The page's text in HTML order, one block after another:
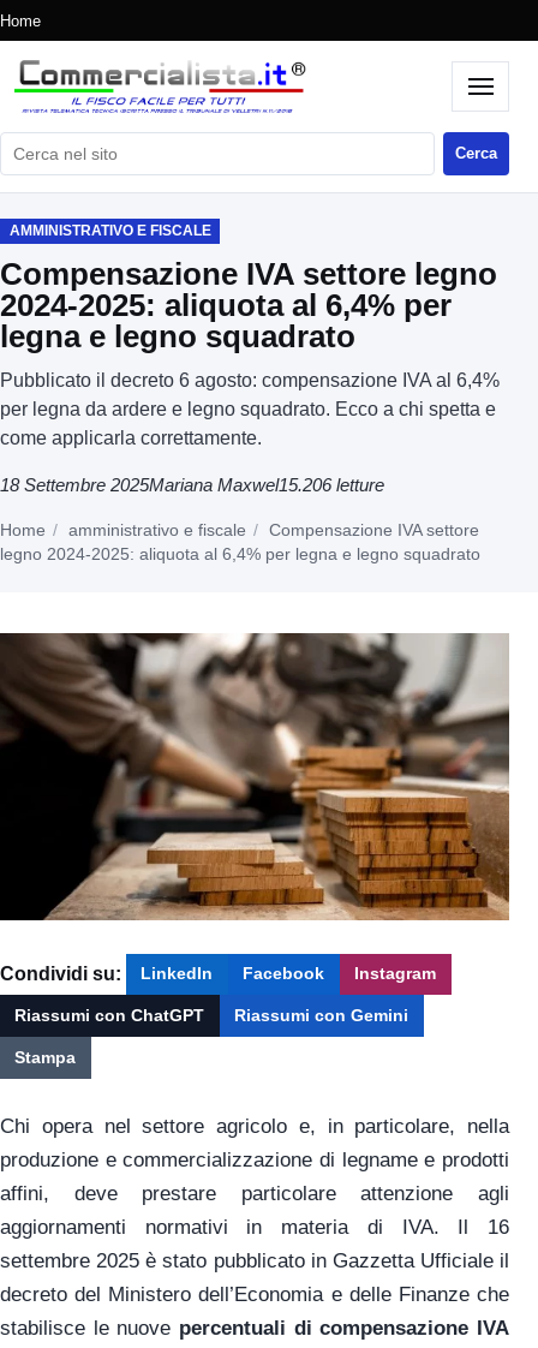
Home
Cerca nel sito Cerca
AMMINISTRATIVO E FISCALE
Compensazione IVA settore legno
2024-2025: aliquota al 6,4% per
legna e legno squadrato
Pubblicato il decreto 6 agosto: compensazione IVA al 6,4%
per legna da ardere e legno squadrato. Ecco a chi spetta e
come applicarla correttamente.
18 Settembre 2025Mariana Maxwel15.206 letture
Home amministrativo e fiscale
Compensazione IVA settore
legno 2024-2025: aliquota al 6,4% per legna e legno squadrato
Condividi su: LinkedIn Facebook Instagram
Riassumi con ChatGPT Riassumi con Gemini
Stampa
Chi opera nel settore agricolo e, in particolare, nella
produzione e commercializzazione di legname e prodotti
affini, deve prestare particolare attenzione agli
aggiornamenti normativi in materia di IVA. Il 16
settembre 2025 è stato pubblicato in Gazzetta Ufficiale il
decreto del Ministero dell’Economia e delle Finanze che
stabilisce le nuove percentuali di compensazione IVA